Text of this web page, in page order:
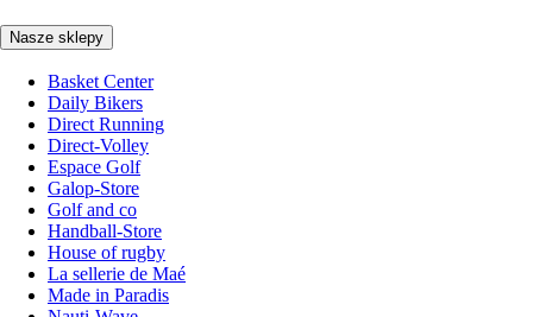
Nasze sklepy
Basket Center
Daily Bikers
Direct Running
Direct-Volley
Espace Golf
Galop-Store
Golf and co
Handball-Store
House of rugby
La sellerie de Maé
Made in Paradis